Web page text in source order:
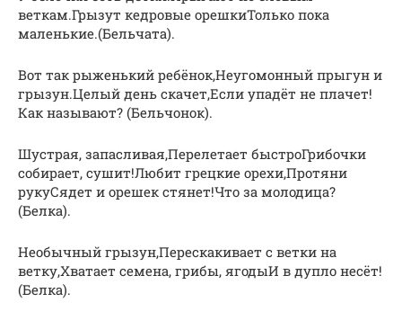
веткам.Грызут кедровые орешкиТолько пока
маленькие.(Бельчата).
Вот так рыженький ребёнок,Неугомонный прыгун и
грызун.Целый день скачет,Если упадёт не плачет!
Как называют? (Бельчонок).
Шустрая, запасливая,Перелетает быстроГрибочки
собирает, сушит!Любит грецкие орехи,Протяни
рукуСядет и орешек стянет!Что за молодица?
(Белка).
Необычный грызун,Перескакивает с ветки на
ветку,Хватает семена, грибы, ягодыИ в дупло несёт!
(Белка).